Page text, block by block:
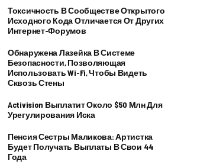
Токсичность В Сообществе Открытого
Исходного Кода Отличается От Других
Интернет-Форумов
Обнаружена Лазейка В Системе
Безопасности, Позволяющая
Использовать Wi-Fi, Чтобы Видеть
Сквозь Стены
Activision Выплатит Около $50 Млн Для
Урегулирования Иска
Пенсия Сестры Маликова: Артистка
Будет Получать Выплаты В Свои 44
Года